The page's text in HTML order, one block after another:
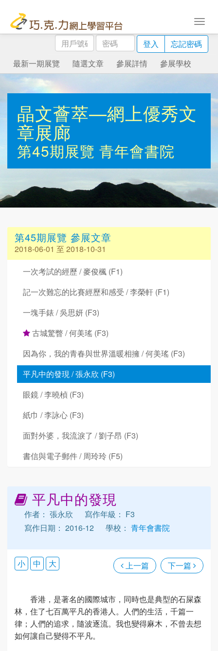
用
戶
號
碼
密
碼
登入
忘記密碼
最新一期展覽
隨選文章 參展詳情 參展學校
晶文薈萃—網上優秀文
章展廊
第45期展覽 青年會書院
第45期展覽 參展文章
2018-06-01 至 2018-10-31
一次考試的經歷 / 麥俊楓 (F1)
記一次難忘的比賽經歷和感受 / 李榮軒 (F1)
一塊手錶 / 吳思妍 (F3)
古城驚瞥 / 何美瑤 (F3)
因為你，我的青春與世界溫暖相擁 / 何美瑤 (F3)
平凡中的發現 / 張永欣 (F3)
眼鏡 / 李曉楨 (F3)
紙巾 / 李詠心 (F3)
面對外婆，我流淚了 / 劉子昂 (F3)
書信與電子郵件 / 周玲玲 (F5)
平凡中的發現
作者： 張永欣
寫作年級： F3
寫作日期： 2016-12
學校： 青年會書院
上一篇 下一篇
小 中 大
香港，是著名的國際城市，同時也是典型的石屎森
林，住了七百萬平凡的香港人。人們的生活，千篇一
律；人們的追求，隨波逐流。我也變得麻木，不曾去想
如何讓自己變得不平凡。